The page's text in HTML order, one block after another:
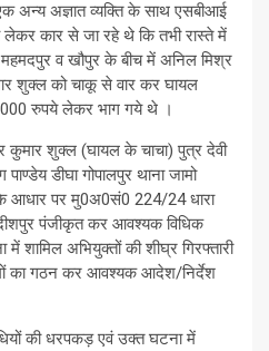
अन्य अज्ञात व्यक्ति के साथ एसबीआई
कार से जा रहे थे कि तभी रास्ते में
व खौपुर के बीच में अनिल मिश्र
शुक्ल को चाकू से वार कर घायल
रुपये लेकर भाग गये थे ।
कुमार शुक्ल (घायल के चाचा) पुत्र देवी
डीघा गोपालपुर थाना जामो
के आधार पर मु0अ0सं0 224/24 धारा
पंजीकृत कर आवश्यक विधिक
में शामिल अभियुक्तों की शीघ्र गिरफ्तारी
का गठन कर आवश्यक आदेश/निर्देश
की धरपकड़ एवं उक्त घटना में